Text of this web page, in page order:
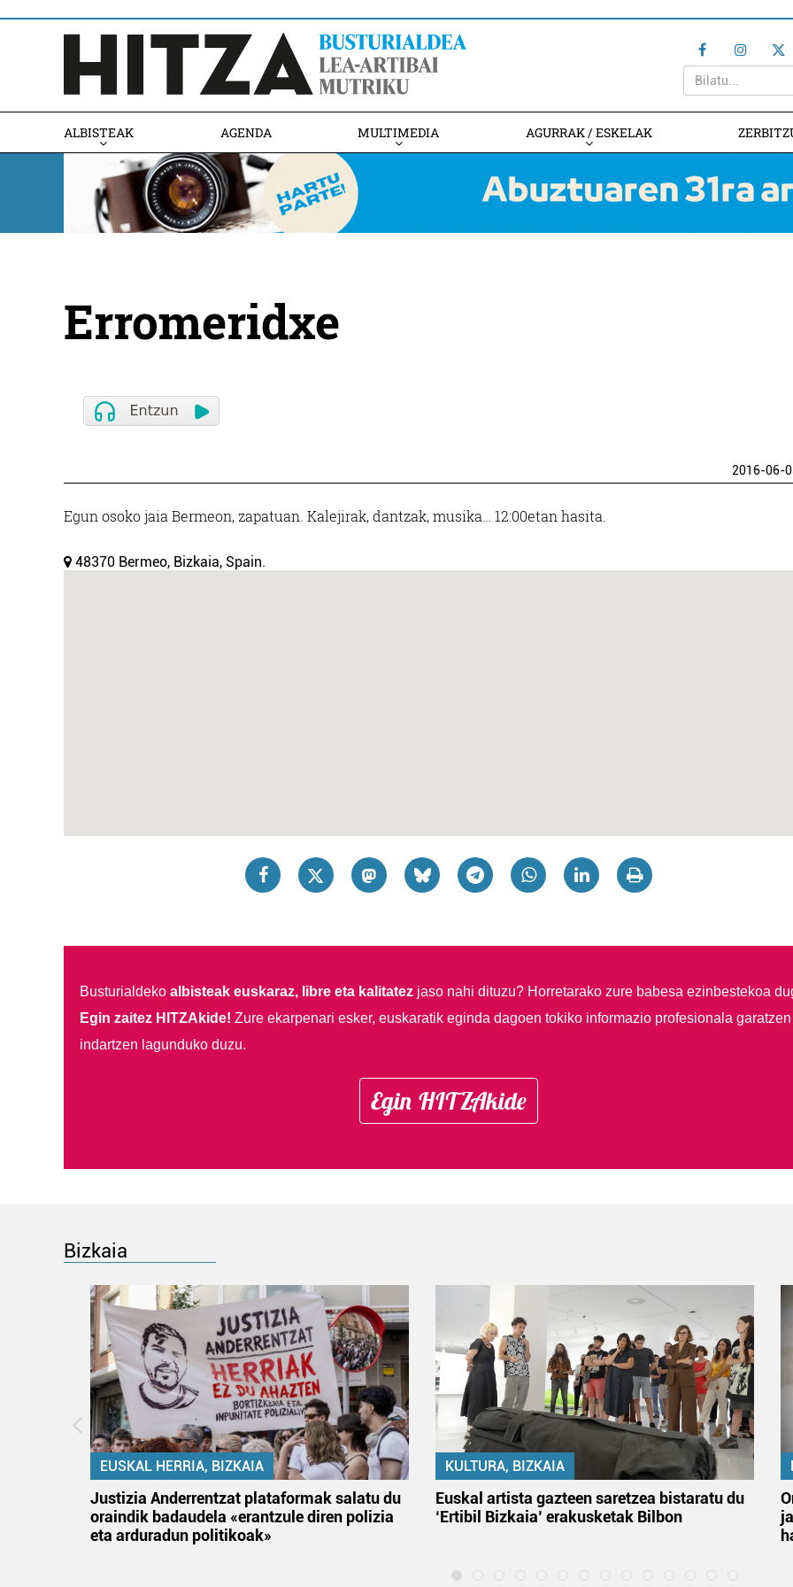
ALBISTEAK AGENDA MULTIMEDIA AGURRAK / ESKELAK
Erromeridxe
2016-06-
Egun osoko jaia Bermeon, zapatuan. Kalejirak, dantzak, musika… 12:00etan hasita.
48370 Bermeo, Bizkaia, Spain.
Busturialdeko albisteak euskaraz, libre eta kalitatezjaso nahi dituzu? Horretarako zure babesa ezinbestekoa
Egin zaitez HITZAkide! Zure ekarpenari esker, euskaratik eginda dagoen tokiko informazio profesionala garatzen
indartzen lagunduko duzu.
Egin HITZAkide
Bizkaia
EUSKAL HERRIA, BIZKAIA
Justizia Anderrentzat plataformak salatu du
oraindik badaudela «erantzule diren polizia
eta arduradun politikoak»
KULTURA, BIZKAIA
Euskal artista gazteen saretzea bistaratu du
‘Ertibil Bizkaia’ erakusketak Bilbon